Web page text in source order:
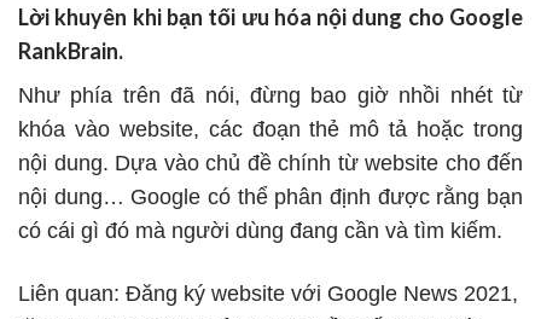
Lời khuyên khi bạn tối ưu hóa nội dung cho Google
RankBrain.
Như phía trên đã nói, đừng bao giờ nhồi nhét từ
khóa vào website, các đoạn thẻ mô tả hoặc trong
nội dung. Dựa vào chủ đề chính từ website cho đến
nội dung… Google có thể phân định được rằng bạn
có cái gì đó mà người dùng đang cần và tìm kiếm.
Liên quan: Đăng ký website với Google News 2021,